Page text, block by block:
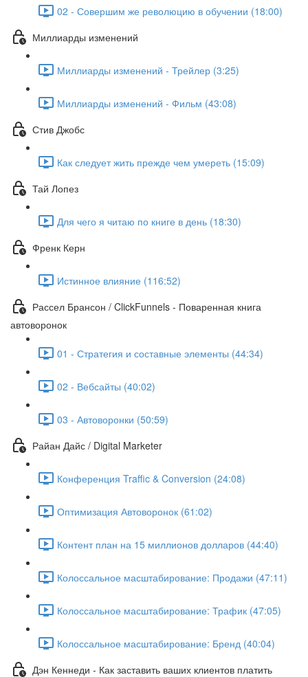
02 - Совершим же революцию в обучении (18:00)
Миллиарды изменений
Миллиарды изменений - Трейлер (3:25)
Миллиарды изменений - Фильм (43:08)
Стив Джобс
Как следует жить прежде чем умереть (15:09)
Тай Лопез
Для чего я читаю по книге в день (18:30)
Френк Керн
Истинное влияние (116:52)
Рассел Брансон / ClickFunnels - Поваренная книга
автоворонок
01 - Стратегия и составные элементы (44:34)
02 - Вебсайты (40:02)
03 - Автоворонки (50:59)
Райан Дайс / Digital Marketer
Конференция Traffic & Conversion (24:08)
Оптимизация Автоворонок (61:02)
Контент план на 15 миллионов долларов (44:40)
Колоссальное масштабирование: Продажи (47:11)
Колоссальное масштабирование: Трафик (47:05)
Колоссальное масштабирование: Бренд (40:04)
Дэн Кеннеди - Как заставить ваших клиентов платить